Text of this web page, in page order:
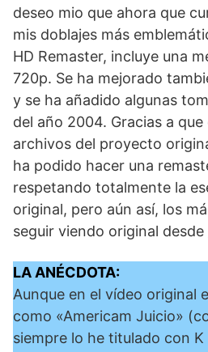
deseo mio que ahora que
mis doblajes más
HD Remaster, incluye una
720p. Se ha mejorado
y se ha añadido algunas
del año 2004. Gracias a
archivos del proyecto
ha podido hacer una
respetando totalmente la
original, pero aún así, los
seguir viendo original desde
LA ANÉCDOTA:
Aunque en el vídeo original
como «Americam Juicio»
siempre lo he titulado con K